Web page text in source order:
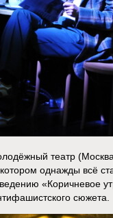
театр
однажды всё
«Коричневое
сюжета.